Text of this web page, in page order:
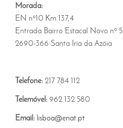
Morada:
EN nº10 Km 137,4
Entrada Bairro Estacal Novo nº 5
2690-366 Santa Iria da Azóia
Telefone: 217 784 112
Telemóvel: 962 132 580
Email: lisboa@enat.pt